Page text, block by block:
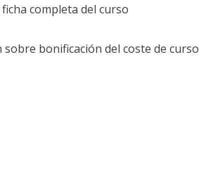
completa del curso
bonificación del coste de curso